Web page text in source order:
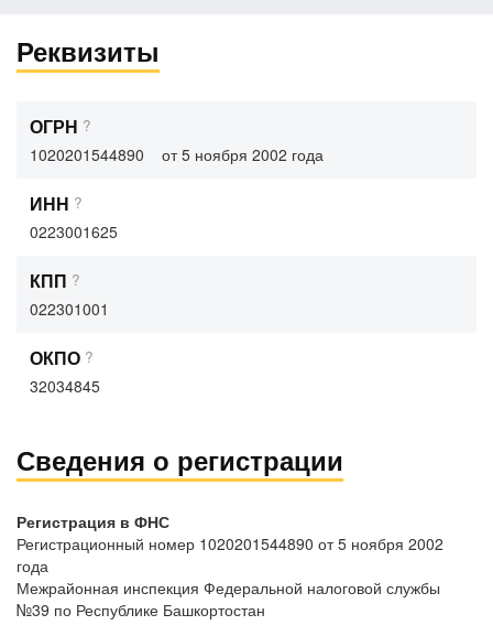
Реквизиты
ОГРН ?
1020201544890
от 5 ноября 2002 года
ИНН ?
0223001625
КПП ?
022301001
ОКПО ?
32034845
Сведения о регистрации
Регистрация в ФНС
Регистрационный номер 1020201544890 от 5 ноября 2002
года
Межрайонная инспекция Федеральной налоговой службы
№39 по Республике Башкортостан